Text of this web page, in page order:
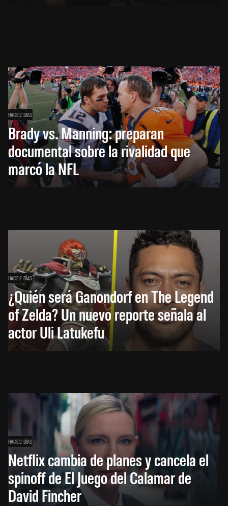
HACE 2 DÍAS
Brady vs. Manning: preparan
documental sobre la rivalidad que
marcó la NFL
HACE 2 DÍAS
¿Quién será Ganondorf en The Legend
of Zelda? Un nuevo reporte señala al
actor Uli Latukefu
HACE 2 DÍAS
Netflix cambia de planes y cancela el
spinoff de El Juego del Calamar de
David Fincher